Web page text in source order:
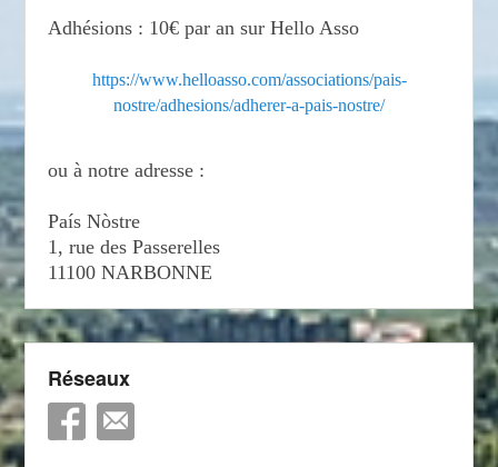
Adhésions : 10€ par an sur Hello Asso
https://www.helloasso.com/associations/pais-
nostre/adhesions/adherer-a-pais-nostre/
ou à notre adresse :
País Nòstre
1, rue des Passerelles
11100 NARBONNE
Réseaux